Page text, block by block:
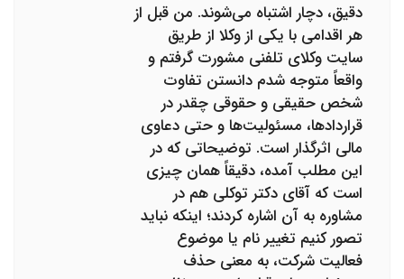
دقیق، دچار اشتباه می‌شوند. من قبل از
هر اقدامی با یکی از وکلا از طریق
سایت وکلای تلفنی مشورت گرفتم و
واقعاً متوجه شدم دانستن تفاوت
شخص حقیقی و حقوقی چقدر در
قراردادها، مسئولیت‌ها و حتی دعاوی
مالی اثرگذار است. توضیحاتی که در
این مطلب آمده، دقیقاً همان چیزی
است که آقای دکتر توکلی هم در
مشاوره به آن اشاره کردند؛ اینکه نباید
تصور کنیم تغییر نام یا موضوع
فعالیت شرکت، به معنی حذف